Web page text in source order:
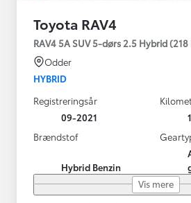
Toyota RAV4
RAV4 5A SUV 5-dørs 2.5 Hybrid
Odder
HYBRID
Registreringsår
09-2021
Brændstof
Hybrid Benzin
Vis mere